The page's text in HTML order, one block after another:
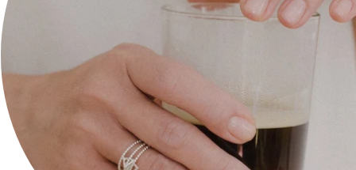
Политика за поверителност
Следете ни на:
Facebook
Instagram